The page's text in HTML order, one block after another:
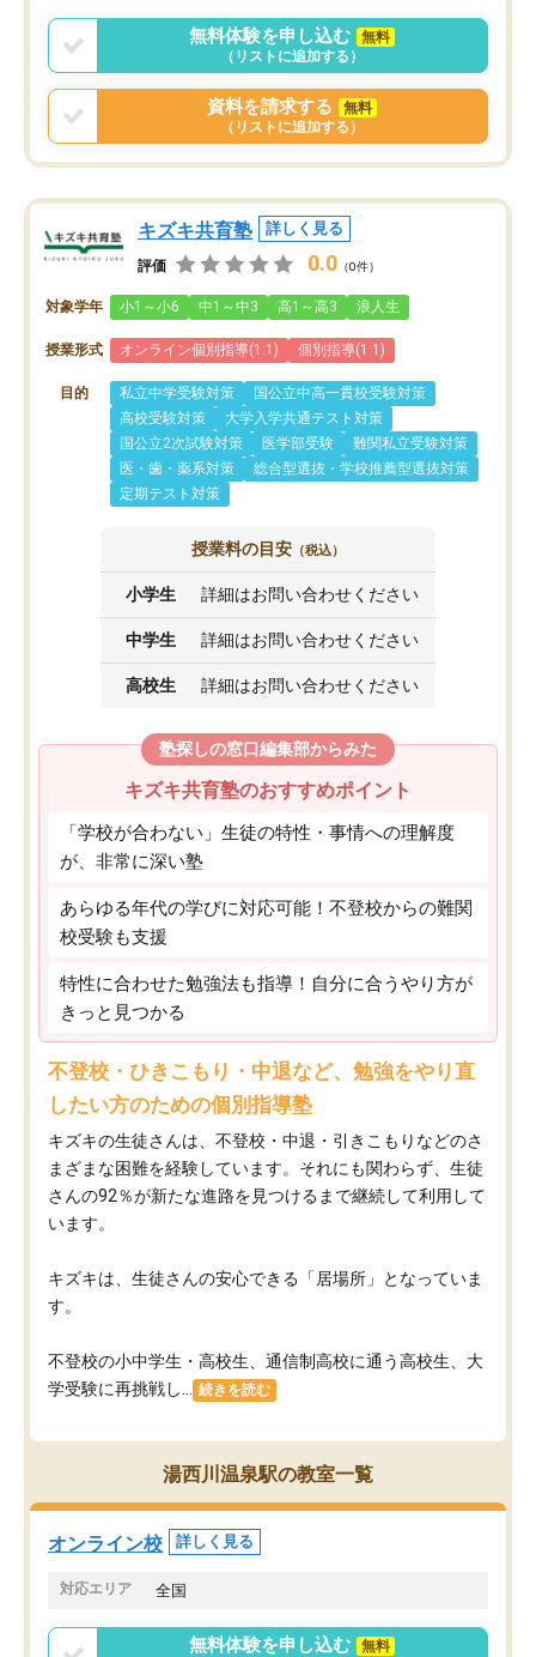
無料体験を申し込む
無料
（リストに追加する）
資料を請求する
無料
（リストに追加する）
キズキ共育塾 詳しく見る
評価 0.0 （0件）
対象学年 小1～小6 中1～中3 高1～高3 浪人生
授業形式 オンライン個別指導(1:1) 個別指導(1:1)
目的 私立中学受験対策
国公立中高一貫校受験対策
高校受験対策
大学入学共通テスト対策
国公立2次試験対策
医学部受験
難関私立受験対策
医・歯・薬系対策
総合型選抜・学校推薦型選抜対策
定期テスト対策
授業料の目安 （税込）
小学生 詳細はお問い合わせください
中学生 詳細はお問い合わせください
高校生 詳細はお問い合わせください
塾探しの窓口編集部からみた
キズキ共育塾のおすすめポイント
「学校が合わない」生徒の特性・事情への理解度
が、非常に深い塾
あらゆる年代の学びに対応可能！不登校からの難関
校受験も支援
特性に合わせた勉強法も指導！自分に合うやり方が
きっと見つかる
不登校・ひきこもり・中退など、勉強をやり直
したい方のための個別指導塾
キズキの生徒さんは、不登校・中退・引きこもりなどのさ
まざまな困難を経験しています。それにも関わらず、生徒
さんの92％が新たな進路を見つけるまで継続して利用して
います。
キズキは、生徒さんの安心できる「居場所」となっていま
す。
不登校の小中学生・高校生、通信制高校に通う高校生、大
学受験に再挑戦し... 続きを読む
湯西川温泉駅の教室一覧
オンライン校 詳しく見る
対応エリア 全国
無料体験を申し込む
無料